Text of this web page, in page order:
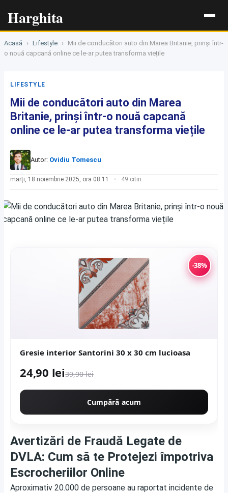
Harghita
Acasă › Lifestyle ›
Mii de conducători auto din Marea Britanie, prinși într-
o nouă capcană online ce le-ar putea transforma viețile
LIFESTYLE
Mii de conducători auto din Marea
Britanie, prinși într-o nouă capcană
online ce le-ar putea transforma viețile
Autor: Ovidiu Tomescu
marți, 18 noiembrie 2025, ora 08:11 49 citiri
-38%
Gresie interior Santorini 30 x 30 cm lucioasa
24,90 lei39,90 lei
Cumpără acum
Avertizări de Fraudă Legate de
DVLA: Cum să te Protejezi împotriva
Escrocheriilor Online
Aproximativ 20.000 de persoane au raportat incidente de